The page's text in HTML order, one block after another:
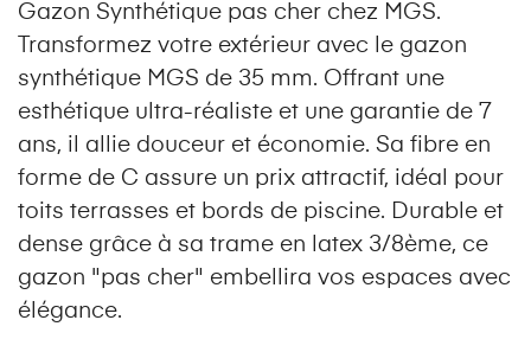
Gazon Synthétique pas cher chez MGS.
Transformez votre extérieur avec le gazon
synthétique MGS de 35 mm. Offrant une
esthétique ultra-réaliste et une garantie de 7
ans, il allie douceur et économie. Sa fibre en
forme de C assure un prix attractif, idéal pour
toits terrasses et bords de piscine. Durable et
dense grâce à sa trame en latex 3/8ème, ce
gazon "pas cher" embellira vos espaces avec
élégance.